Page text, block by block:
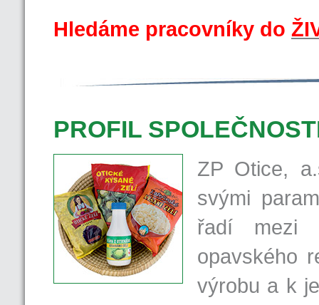
Hledáme pracovníky do
PROFIL
ZP Otice,
svými
řadí mezi
opavského
výrobu a k